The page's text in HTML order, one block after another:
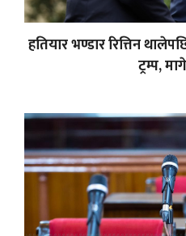
हतियार भण्डार रित्तिन
ट्रम्प,